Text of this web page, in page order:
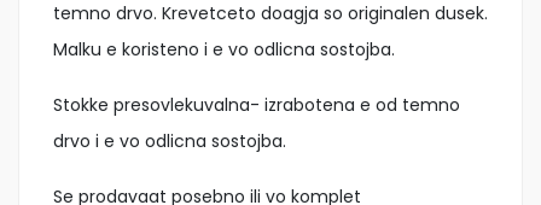
temno drvo. Krevetceto doagja so originalen dusek.
Malku e koristeno i e vo odlicna sostojba.
Stokke presovlekuvalna- izrabotena e od temno
drvo i e vo odlicna sostojba.
Se prodavaat posebno ili vo komplet